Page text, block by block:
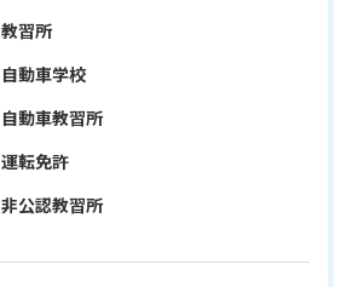
教習所
自動車学校
自動車教習所
運転免許
非公認教習所